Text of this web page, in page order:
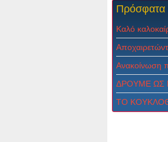
Πρόσφατα
Καλό
Ανακοίνωση
ΔPOYME ΩΣ
ΤΟ